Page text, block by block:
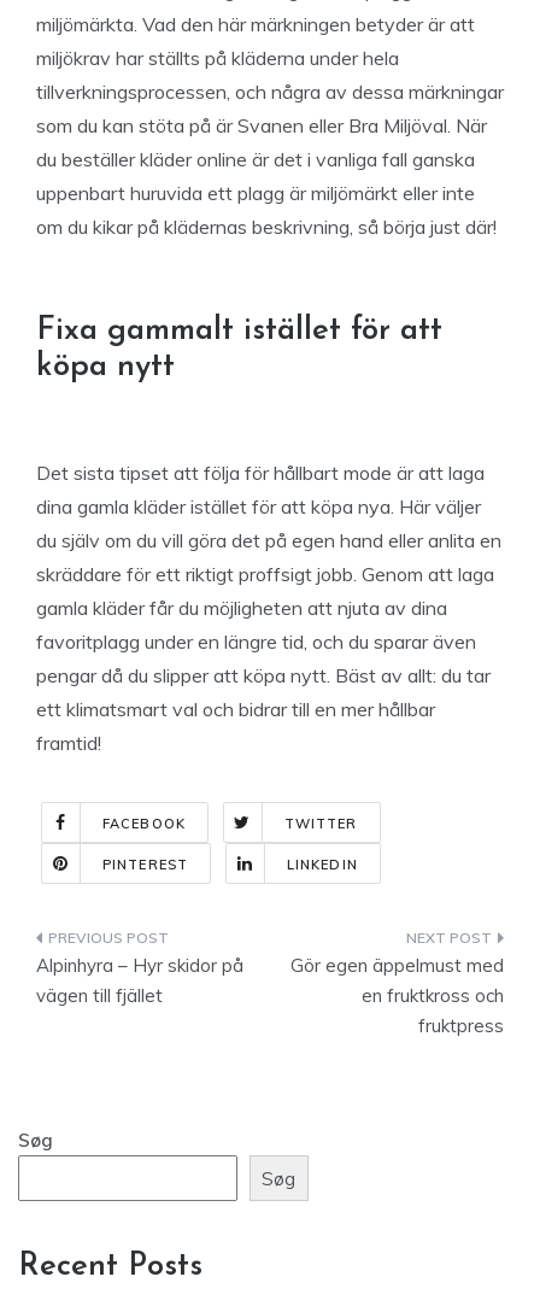
miljömärkta. Vad den här märkningen betyder är att
miljökrav har ställts på kläderna under hela
tillverkningsprocessen, och några av dessa märkningar
som du kan stöta på är Svanen eller Bra Miljöval. När
du beställer kläder online är det i vanliga fall ganska
uppenbart huruvida ett plagg är miljömärkt eller inte
om du kikar på klädernas beskrivning, så börja just där!
Fixa gammalt istället för att
köpa nytt
Det sista tipset att följa för hållbart mode är att laga
dina gamla kläder istället för att köpa nya. Här väljer
du själv om du vill göra det på egen hand eller anlita en
skräddare för ett riktigt proffsigt jobb. Genom att laga
gamla kläder får du möjligheten att njuta av dina
favoritplagg under en längre tid, och du sparar även
pengar då du slipper att köpa nytt. Bäst av allt: du tar
ett klimatsmart val och bidrar till en mer hållbar
framtid!
FACEBOOK TWITTER
PINTEREST LINKEDIN
Indlægsnavigation
Alpinhyra – Hyr skidor på
vägen till fjället
Gör egen äppelmust med
en fruktkross och
fruktpress
Søg
Søg
Recent Posts